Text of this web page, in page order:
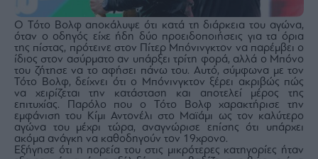
email,
you
agree
to
our
Terms
and
Privacy
Notice.
You
can
opt
out
at
any
time.
This
site
Ο Τότο Βολφ αποκάλυψε ότι κατά τη διάρκεια του αγώνα,
όταν ο οδηγός είχε ήδη δύο προειδοποιήσεις για τα όρια
της πίστας, πρότεινε στον Πίτερ Μπόνινγκτον να παρέμβει ο
ίδιος στον ασύρματο αν υπάρξει τρίτη φορά, αλλά ο Μπόνο
του ζήτησε να το αφήσει πάνω του. Αυτό, σύμφωνα με τον
Τότο Βολφ, δείχνει ότι ο Μπόνινγκτον ξέρει ακριβώς πώς
να χειρίζεται την κατάσταση και αποτελεί μέρος της
επιτυχίας. Παρόλο που ο Τότο Βολφ χαρακτήρισε την
εμφάνιση του Κίμι Αντονέλι στο Μαϊάμι ως τον καλύτερο
αγώνα του μέχρι τώρα, αναγνώρισε επίσης ότι υπάρχει
ακόμα ανάγκη να καθοδηγούν τον 19χρονο.
Εξήγησε ότι η πορεία του στις μικρότερες κατηγορίες ήταν